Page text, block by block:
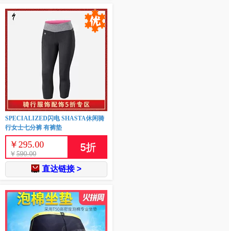
SPECIALIZED闪电 SHASTA休闲骑
行女士七分裤 有裤垫
￥ 295.00
￥ 590.00
5折
直达链接 >